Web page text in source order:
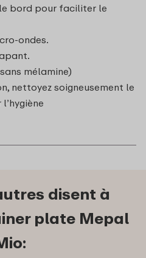
bord pour faciliter le
ondes.
mélamine)
nettoyez soigneusement le
disent à
plate Mepal